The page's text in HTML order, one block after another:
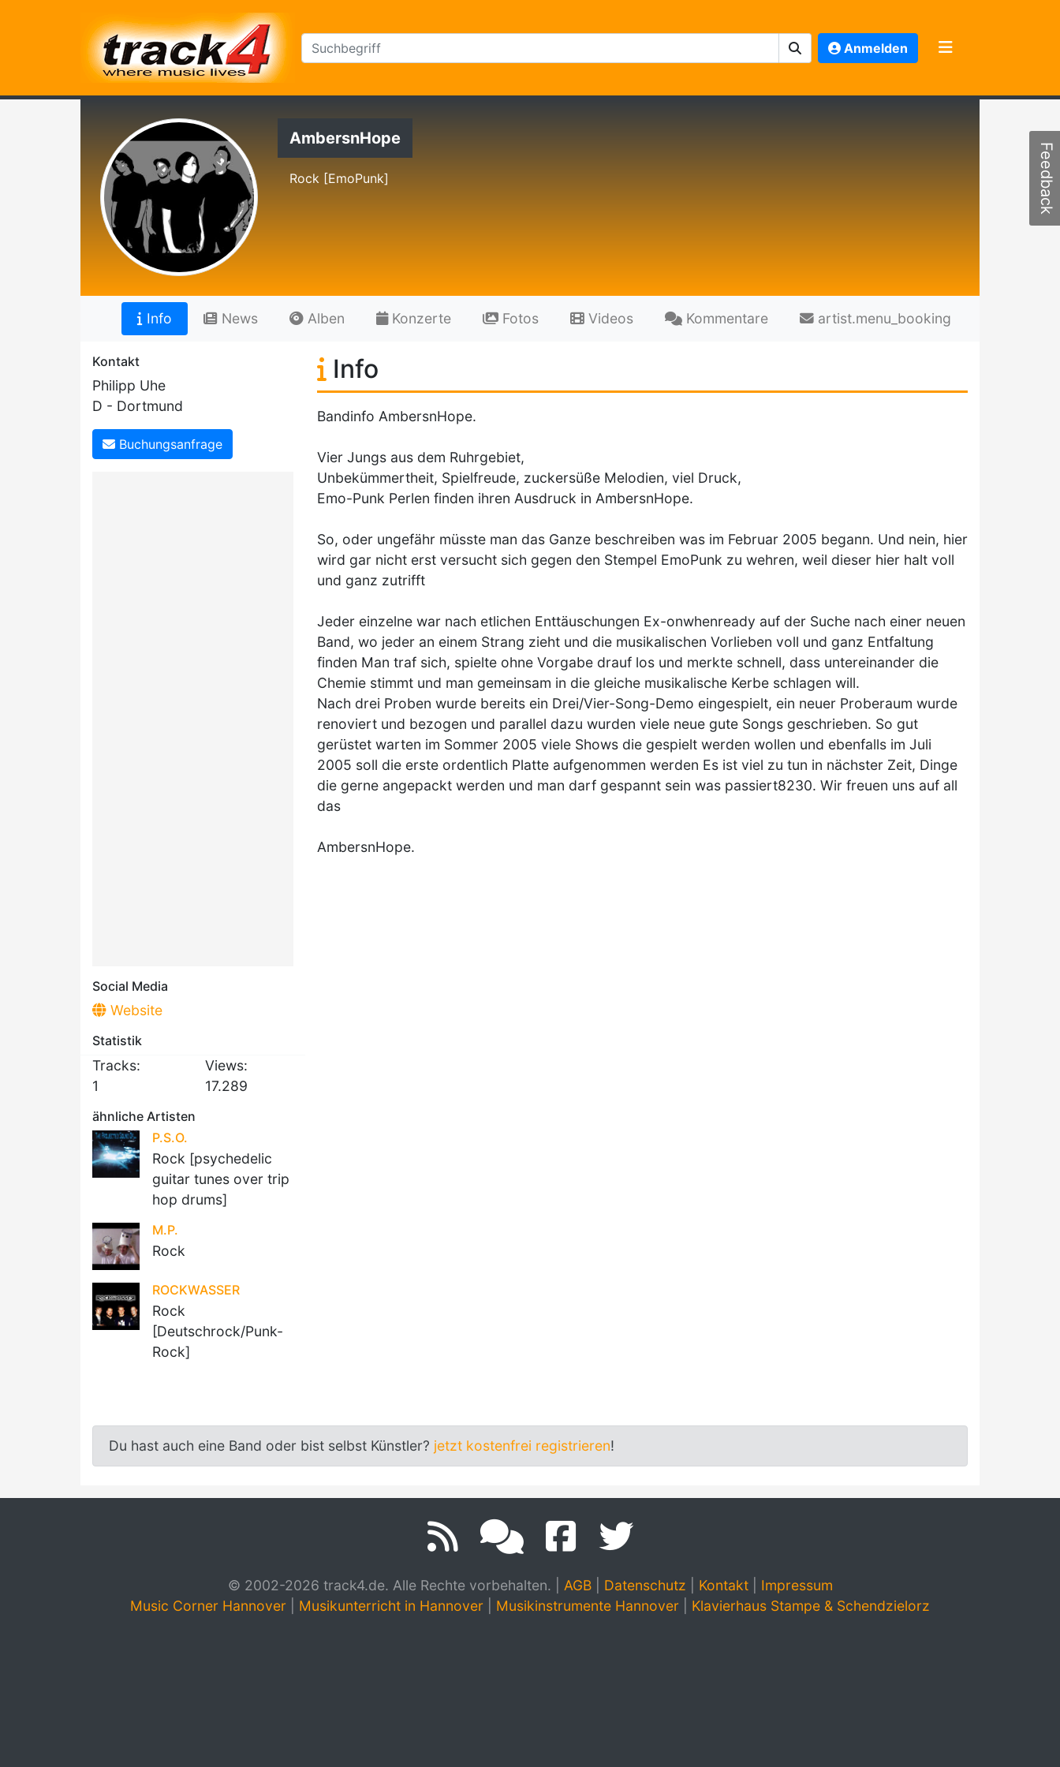
Anmelden
AmbersnHope
Rock [EmoPunk]
Info News Alben Konzerte Fotos Videos Kommentare artist.menu_booking
Kontakt
Philipp Uhe
D - Dortmund
Buchungsanfrage
Social Media
Website
Statistik
Tracks:
1
Views:
17.289
ähnliche Artisten
P.S.O.
Rock [psychedelic
guitar tunes over trip
hop drums]
M.P.
Rock
ROCKWASSER
Rock
[Deutschrock/Punk-
Rock]
Info
Bandinfo AmbersnHope.
Vier Jungs aus dem Ruhrgebiet,
Unbekümmertheit, Spielfreude, zuckersüße Melodien, viel Druck,
Emo-Punk Perlen finden ihren Ausdruck in AmbersnHope.
So, oder ungefähr müsste man das Ganze beschreiben was im Februar 2005 begann. Und nein, hier
wird gar nicht erst versucht sich gegen den Stempel EmoPunk zu wehren, weil dieser hier halt voll
und ganz zutrifft
Jeder einzelne war nach etlichen Enttäuschungen Ex-onwhenready auf der Suche nach einer neuen
Band, wo jeder an einem Strang zieht und die musikalischen Vorlieben voll und ganz Entfaltung
finden Man traf sich, spielte ohne Vorgabe drauf los und merkte schnell, dass untereinander die
Chemie stimmt und man gemeinsam in die gleiche musikalische Kerbe schlagen will.
Nach drei Proben wurde bereits ein Drei/Vier-Song-Demo eingespielt, ein neuer Proberaum wurde
renoviert und bezogen und parallel dazu wurden viele neue gute Songs geschrieben. So gut
gerüstet warten im Sommer 2005 viele Shows die gespielt werden wollen und ebenfalls im Juli
2005 soll die erste ordentlich Platte aufgenommen werden Es ist viel zu tun in nächster Zeit, Dinge
die gerne angepackt werden und man darf gespannt sein was passiert8230. Wir freuen uns auf all
das
AmbersnHope.
Du hast auch eine Band oder bist selbst Künstler? jetzt kostenfrei registrieren!
© 2002-2026 track4.de. Alle Rechte vorbehalten. AGB| Datenschutz Kontakt| Impressum
Music Corner Hannover
Musikunterricht in Hannover Musikinstrumente Hannover Klavierhaus Stampe & Schendzielorz
Feedback